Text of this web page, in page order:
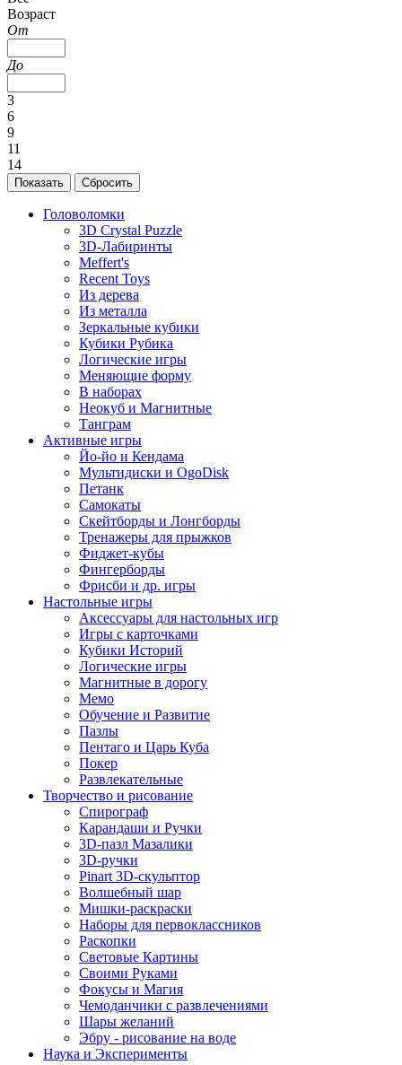
Возраст
От
До
3
6
9
11
14
Головоломки
3D Crystal Puzzle
3D-Лабиринты
Meffert's
Recent Toys
Из дерева
Из металла
Зеркальные кубики
Кубики Рубика
Логические игры
Меняющие форму
В наборах
Неокуб и Магнитные
Танграм
Активные игры
Йо-йо и Кендама
Мультидиски и OgoDisk
Петанк
Самокаты
Скейтборды и Лонгборды
Тренажеры для прыжков
Фиджет-кубы
Фингерборды
Фрисби и др. игры
Настольные игры
Аксессуары для настольных игр
Игры с карточками
Кубики Историй
Логические игры
Магнитные в дорогу
Мемо
Обучение и Развитие
Пазлы
Пентаго и Царь Куба
Покер
Развлекательные
Творчество и рисование
Спирограф
Карандаши и Ручки
3D-пазл Мазалики
3D-ручки
Pinart 3D-скульптор
Волшебный шар
Мишки-раскраски
Наборы для первоклассников
Раскопки
Световые Картины
Своими Руками
Фокусы и Магия
Чемоданчики с развлечениями
Шары желаний
Эбру - рисование на воде
Наука и Эксперименты